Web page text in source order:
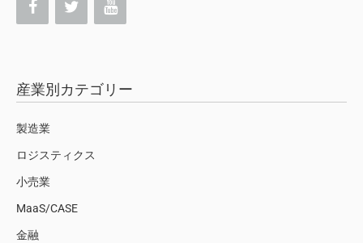
産業別カテゴリー
製造業
ロジスティクス
小売業
MaaS/CASE
金融